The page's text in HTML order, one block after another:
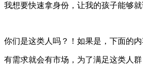
我想要快速拿身份，让我的孩子能够
你们是这类人吗？！如果是，下面的内
有需求就会有市场，为了满足这类人群